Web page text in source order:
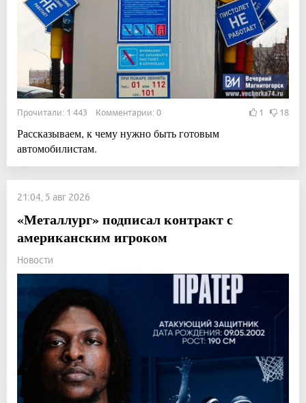
Прочитали: 1 443 Комментарии: 0 1 18
Рассказываем, к чему нужно быть готовым
автомобилистам.
21:04, 5 авг 2026
«Металлург» подписал контракт с
американским игроком
Новости